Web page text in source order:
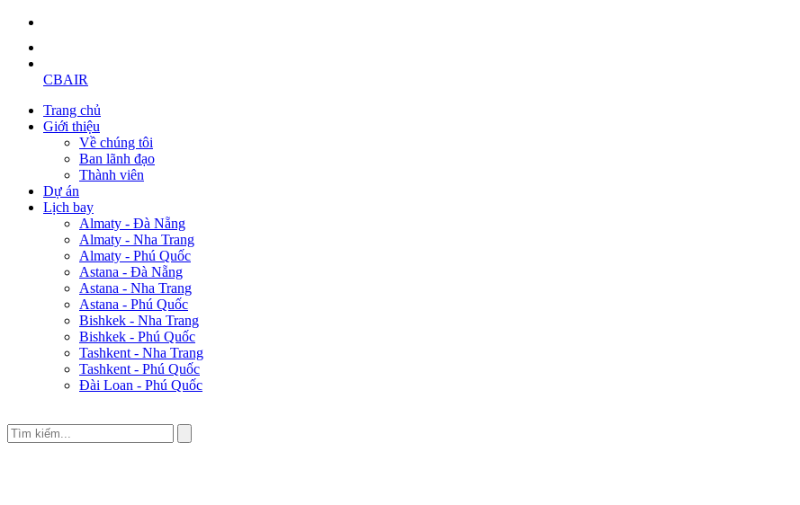
CBAIR
Trang chủ
Giới thiệu
Về chúng tôi
Ban lãnh đạo
Thành viên
Dự án
Lịch bay
Almaty - Đà Nẵng
Almaty - Nha Trang
Almaty - Phú Quốc
Astana - Đà Nẵng
Astana - Nha Trang
Astana - Phú Quốc
Bishkek - Nha Trang
Bishkek - Phú Quốc
Tashkent - Nha Trang
Tashkent - Phú Quốc
Đài Loan - Phú Quốc